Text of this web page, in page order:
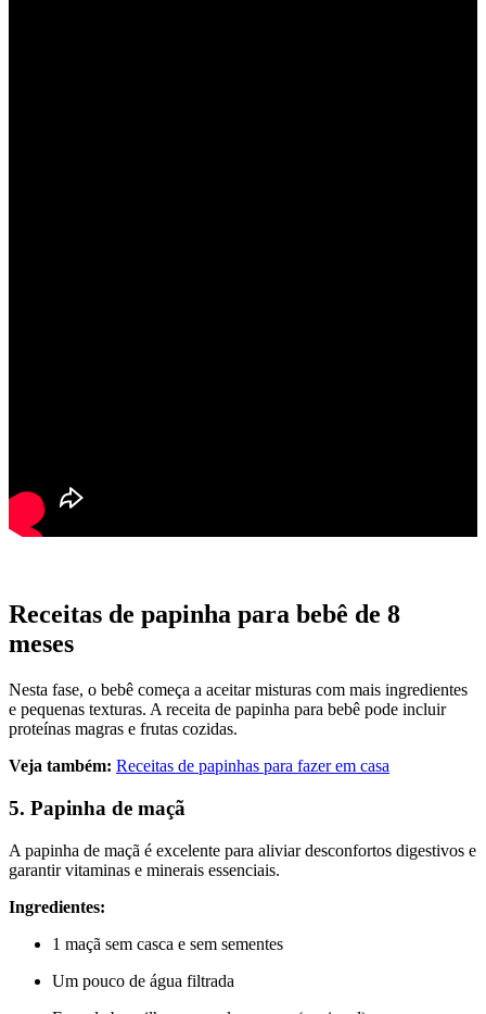
Receitas de papinha para bebê de 8
meses
Nesta fase, o bebê começa a aceitar misturas com mais ingredientes
e pequenas texturas. A receita de papinha para bebê pode incluir
proteínas magras e frutas cozidas.
Veja também: Receitas de papinhas para fazer em casa
5. Papinha de maçã
A papinha de maçã é excelente para aliviar desconfortos digestivos e
garantir vitaminas e minerais essenciais.
Ingredientes:
1 maçã sem casca e sem sementes
Um pouco de água filtrada